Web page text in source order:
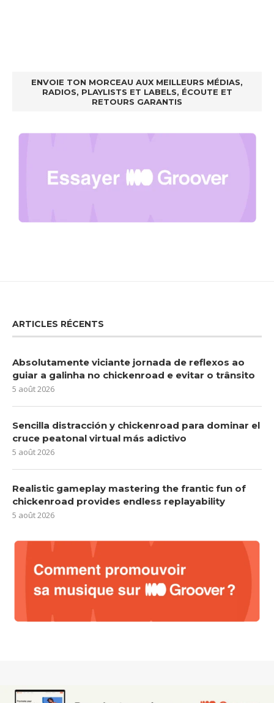
ENVOIE TON MORCEAU AUX MEILLEURS MÉDIAS,
RADIOS, PLAYLISTS ET LABELS, ÉCOUTE ET
RETOURS GARANTIS
ARTICLES RÉCENTS
Absolutamente viciante jornada de reflexos ao
guiar a galinha no chickenroad e evitar o trânsito
5 août 2026
Sencilla distracción y chickenroad para dominar el
cruce peatonal virtual más adictivo
5 août 2026
Realistic gameplay mastering the frantic fun of
chickenroad provides endless replayability
5 août 2026